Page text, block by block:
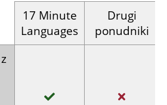
17 Minute
Languages
Drugi
ponudniki
z